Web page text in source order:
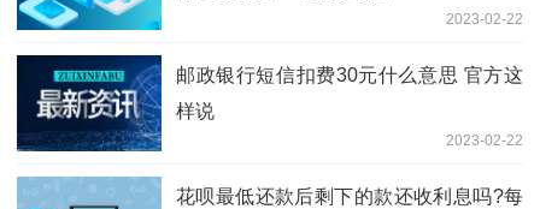
2023-02-22
邮政银行短信扣费30元什么意思 官方这
样说
2023-02-22
花呗最低还款后剩下的款还收利息吗?每